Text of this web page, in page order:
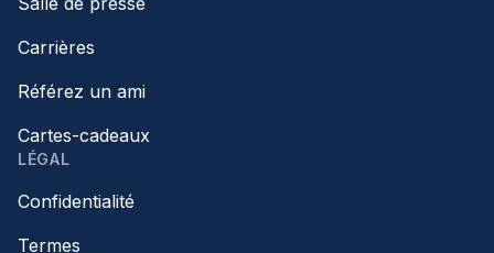
Carrières
Référez un ami
Cartes-cadeaux
LÉGAL
Confidentialité
Termes